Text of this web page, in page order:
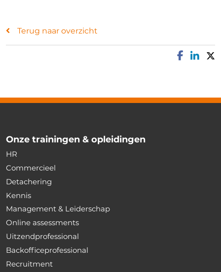
Terug naar overzicht
Onze trainingen & opleidingen
HR
Commercieel
Detachering
Kennis
Management & Leiderschap
Online assessments
Uitzendprofessional
Backofficeprofessional
Recruitment